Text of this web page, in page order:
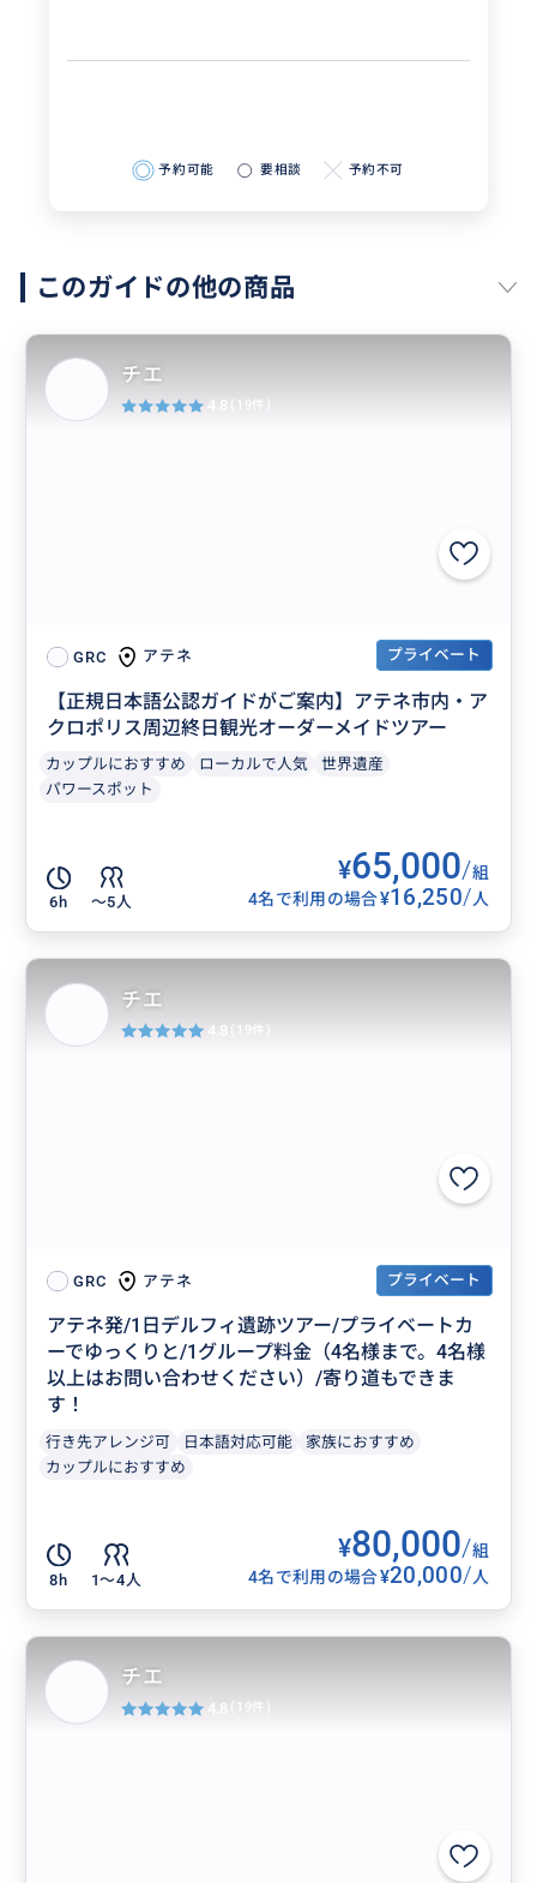
予約可能 要相談 予約不可
このガイドの他の商品
GRC アテネ プライベート
【正規日本語公認ガイドがご案内】アテネ市内・ア
クロポリス周辺終日観光オーダーメイドツアー
カップルにおすすめ ローカルで人気
世界遺産
パワースポット
6h 〜5人
¥65,000/組
4名で利用の場合¥16,250/人
チエ
4.8 (19件)
GRC アテネ プライベート
アテネ発/1日デルフィ遺跡ツアー/プライベートカ
ーでゆっくりと/1グループ料金（4名様まで。4名様
以上はお問い合わせください）/寄り道もできま
す！
行き先アレンジ可 日本語対応可能
家族におすすめ
カップルにおすすめ
8h 1〜4人
¥80,000/組
4名で利用の場合¥20,000/人
チエ
4.8 (19件)
チエ
4.8 (19件)